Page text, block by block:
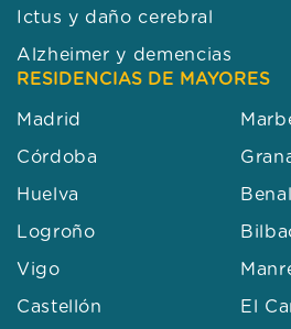
Ictus y daño cerebral
Alzheimer y demencias
RESIDENCIAS DE MAYORES
Madrid
Córdoba
Huelva
Logroño
Vigo
Castellón El